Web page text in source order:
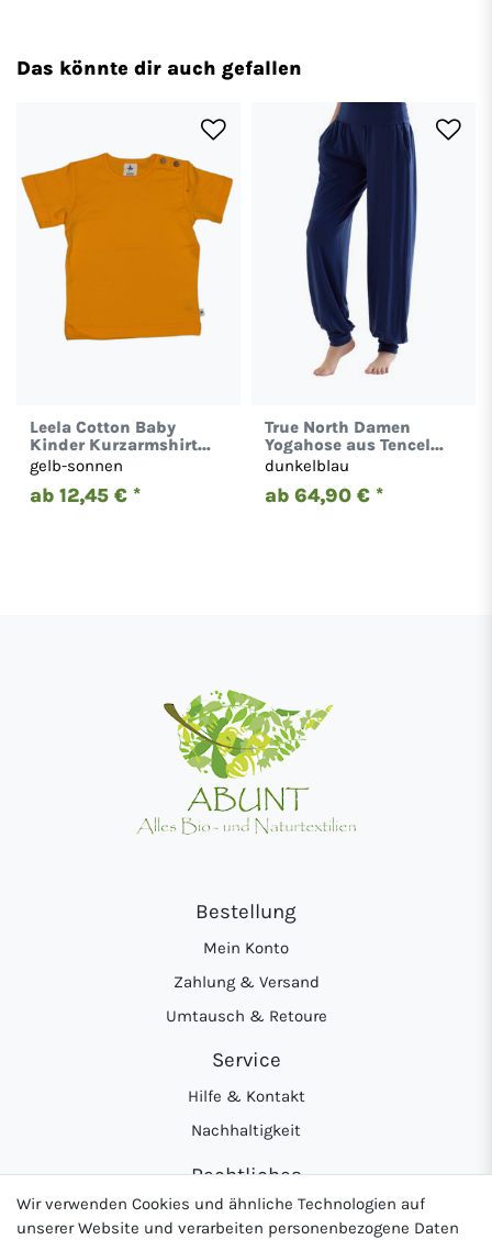
Das könnte dir auch gefallen
Leela Cotton Baby
Kinder Kurzarmshirt
Bio-Baumwolle T-shirt
2010
gelb-sonnen
ab 12,45 € *
True North Damen
Yogahose aus Tencel
Lyocell Hose Pants 1320
dunkelblau
ab 64,90 € *
Bestellung
Mein Konto
Zahlung & Versand
Umtausch & Retoure
Service
Hilfe & Kontakt
Nachhaltigkeit
Rechtliches
AGB
Wir verwenden Cookies und ähnliche Technologien auf
unserer Website und verarbeiten personenbezogene Daten